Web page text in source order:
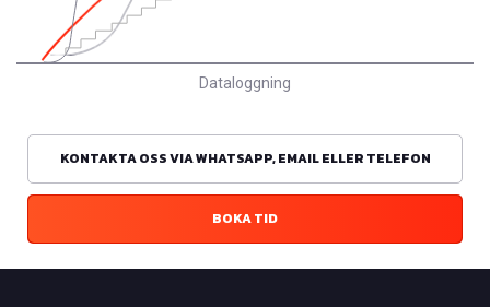
Dataloggning
KONTAKTA OSS VIA WHATSAPP, EMAIL ELLER TELEFON
BOKA TID